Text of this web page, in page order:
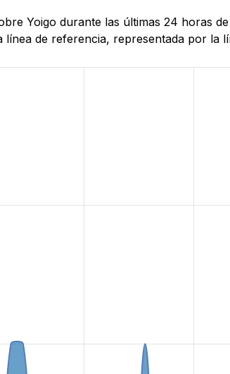
Yoigo durante las últimas 24 horas
de referencia, representada por la